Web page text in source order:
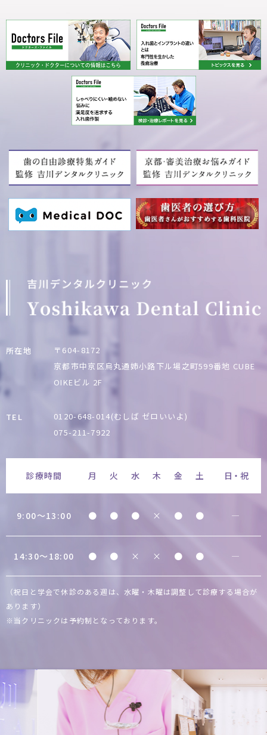
所在地
〒604-8172
京都市中京区烏丸通姉小路下ル場之町599番地 CUBE
OIKEビル 2F
TEL
0120-648-014(むしば ゼロいいよ)
075-211-7922
診療時間 月 火 水 木 金 土 日・祝
9:00〜13:00 ● ● ● × ● ● ―
14:30〜18:00 ● ● × × ● ● ―
（祝日と学会で休診のある週は、水曜・木曜は調整して診療する場合が
あります）
※当クリニックは予約制となっております。
Previous